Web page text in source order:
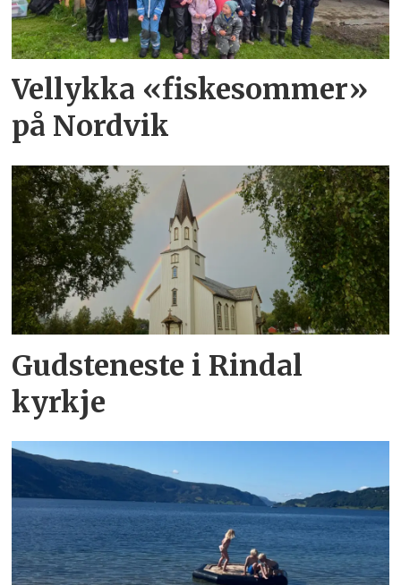
Vellykka «fiskesommer»
på Nordvik
Gudsteneste i Rindal
kyrkje